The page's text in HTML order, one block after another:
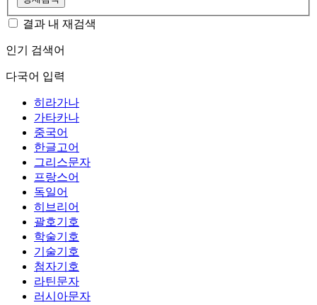
결과 내 재검색
인기 검색어
다국어 입력
히라가나
가타카나
중국어
한글고어
그리스문자
프랑스어
독일어
히브리어
괄호기호
학술기호
기술기호
첨자기호
라틴문자
러시아문자